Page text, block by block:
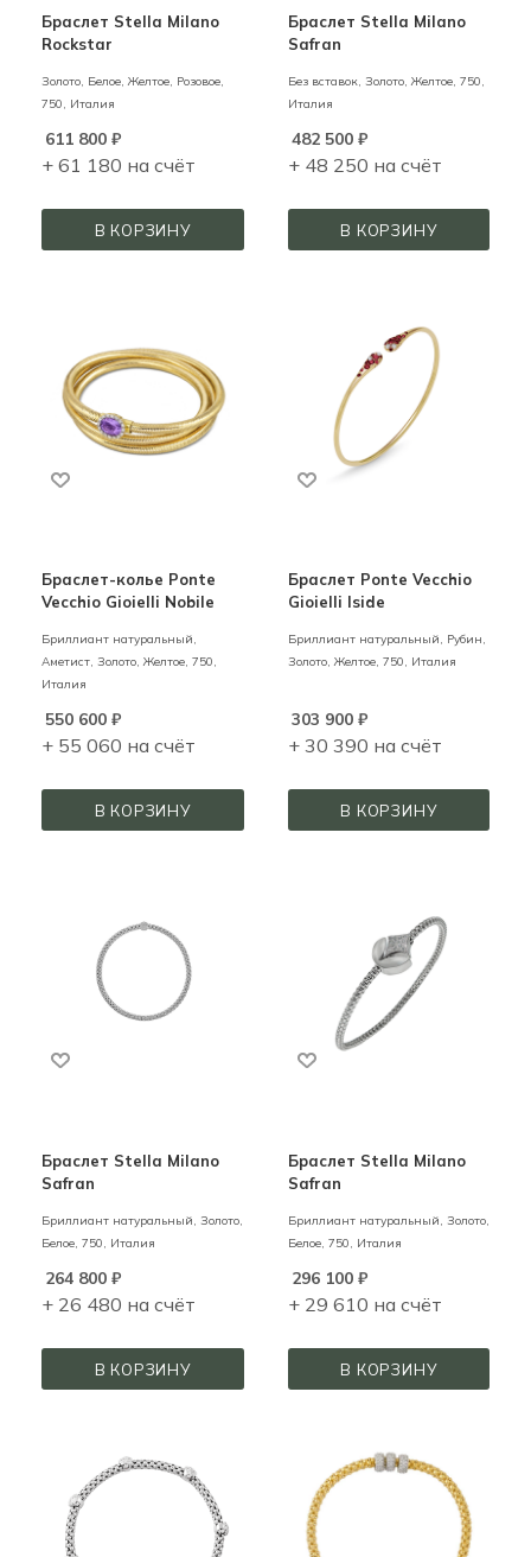
Браслет Stella Milano
Rockstar
Золото, Белое, Желтое, Розовое,
750, Италия
611 800 ₽
+ 61 180 на счёт
В КОРЗИНУ
Браслет Stella Milano
Safran
Без вставок, Золото, Желтое, 750,
Италия
482 500₽
+ 48 250 на счёт
В КОРЗИНУ
Браслет-колье Ponte
Vecchio Gioielli Nobile
Бриллиант натуральный,
Аметист, Золото,Желтое, 750,
Италия
550 600 ₽
+ 55 060 на счёт
В КОРЗИНУ
Браслет Ponte Vecchio
Gioielli Iside
Бриллиант натуральный, Рубин,
Золото,Желтое, 750, Италия
303 900₽
+ 30 390 на счёт
В КОРЗИНУ
Браслет Stella Milano
Safran
Бриллиант натуральный, Золото,
Белое, 750, Италия
264 800 ₽
+ 26 480 на счёт
В КОРЗИНУ
Браслет Stella Milano
Safran
Бриллиант натуральный, Золото,
Белое, 750, Италия
296 100₽
+ 29 610 на счёт
В КОРЗИНУ